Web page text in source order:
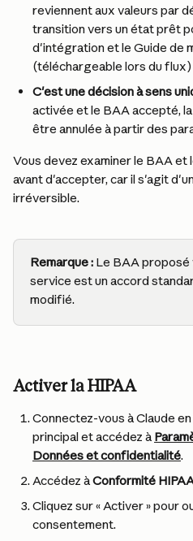
reviennent aux valeurs par
transition vers un état prêt
d'intégration et le Guide de
(téléchargeable lors du
C'est une décision à sens
activée et le BAA accepté,
être annulée à partir des
Vous devez examiner le BAA
avant d'accepter, car il s'agit
irréversible.
Remarque : Le BAA proposé
service est un accord
modifié.
Activer la HIPAA
Connectez-vous à Claude
principal et accédez à
Données et confidentialité.
Accédez à Conformité
Cliquez sur « Activer » pour
consentement.